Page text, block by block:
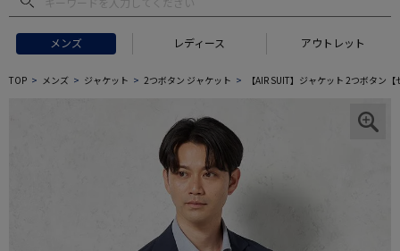
メンズ レディース アウトレット
TOP メンズ ジャケット 2つボタン ジャケット 【AIR SUIT】ジャケット 2つボタン